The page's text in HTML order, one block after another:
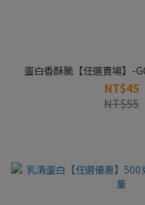
蛋白香酥脆【任選賣場】-
NT$45
NT$55